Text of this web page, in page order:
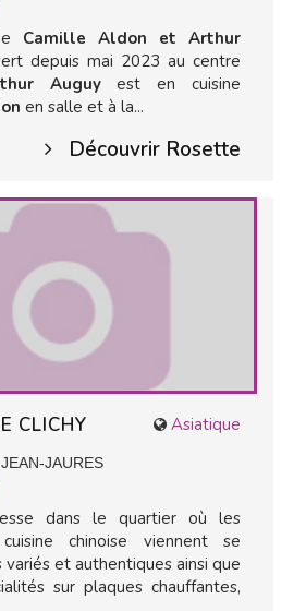
Camille Aldon et Arthur
depuis mai 2023 au centre
Auguyest en cuisine
en salle et à la...
Découvrir Rosette
Asiatique
CLICHY
JAURES
dans le quartier où les
chinoise viennent se
et authentiques ainsi que
sur plaques chauffantes,